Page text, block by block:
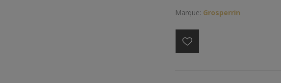
Marque: Grosperrin